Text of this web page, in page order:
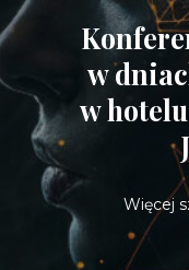
w
w
Więcej